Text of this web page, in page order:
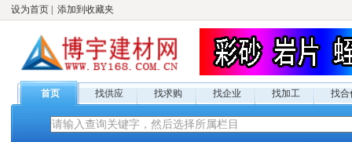
设为首页 添加到收藏夹
首页 找供应 找求购 找企业 找加工 找合